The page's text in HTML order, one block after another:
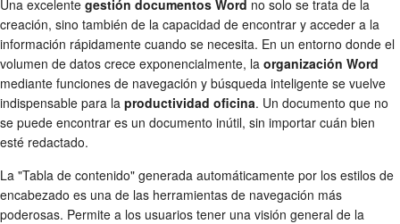
Una excelente gestión documentos Word no solo se trata de la
creación, sino también de la capacidad de encontrar y acceder a la
información rápidamente cuando se necesita. En un entorno donde el
volumen de datos crece exponencialmente, la organización Word
mediante funciones de navegación y búsqueda inteligente se vuelve
indispensable para la productividad oficina. Un documento que no
se puede encontrar es un documento inútil, sin importar cuán bien
esté redactado.
La "Tabla de contenido" generada automáticamente por los estilos de
encabezado es una de las herramientas de navegación más
poderosas. Permite a los usuarios tener una visión general de la